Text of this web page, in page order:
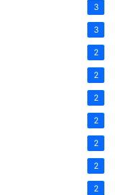
3
3
2
2
2
2
2
2
2